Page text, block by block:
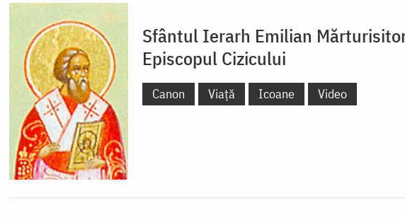
Sfântul Ierarh Emilian
Episcopul Cizicului
Canon Viață Icoane Video